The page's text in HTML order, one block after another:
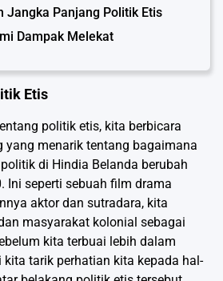
Jangka Panjang Politik Etis
Dampak Melekat
Etis
politik etis, kita berbicara
yang menarik tentang bagaimana
di Hindia Belanda berubah
Ini seperti sebuah film drama
aktor dan sutradara, kita
masyarakat kolonial sebagai
kita terbuai lebih dalam
kita tarik perhatian kita kepada hal-